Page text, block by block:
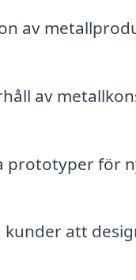
av
av
prototyper för
kunder att